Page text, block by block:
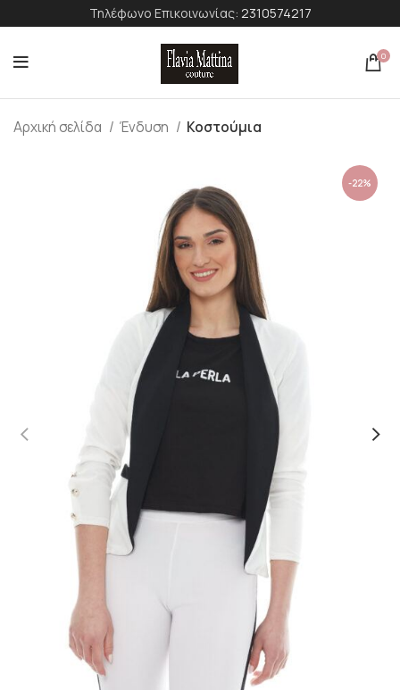
Τηλέφωνο Επικοινωνίας: 2310574217
0
Αρχική σελίδα Ένδυση Κοστούμια
-22%